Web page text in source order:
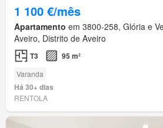
1 100 €/mês
Apartamento em 3800-258, Glória e
Aveiro, Distrito de Aveiro
T3 95 m²
Varanda
Há 30+ dias
RENTOLA